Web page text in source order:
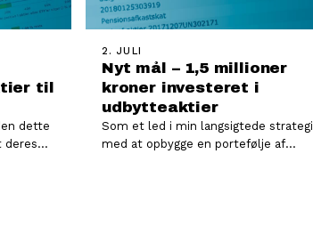
til
dette
deres
2. JULI
Nyt mål – 1,5 millioner
kroner investeret i
udbytteaktier
Som et led i min langsigtede strategi
med at opbygge en portefølje af